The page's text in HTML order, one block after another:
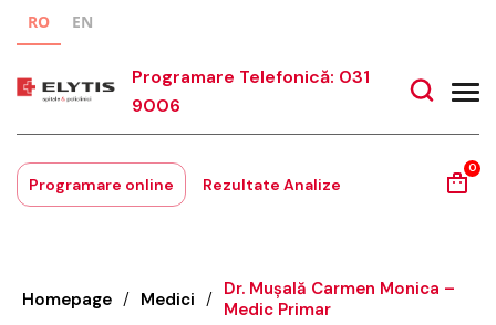
RO EN
Programare Telefonică: 031
9006
Programare online Rezultate Analize
0
Homepage / Medici / Dr. Mușală Carmen Monica –
Medic Primar